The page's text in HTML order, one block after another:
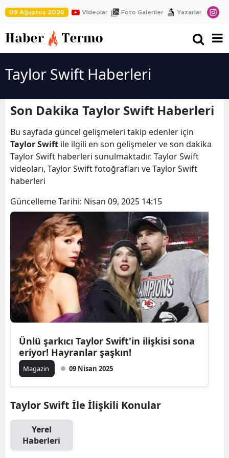
09 Ağustos 2026 Videolar Foto Galeriler Yazarlar
Taylor Swift Haberleri
Son Dakika Taylor Swift Haberleri
Bu sayfada güncel gelişmeleri takip edenler için
Taylor Swift ile ilgili en son gelişmeler ve son dakika
Taylor Swift haberleri sunulmaktadır. Taylor Swift
videoları, Taylor Swift fotoğrafları ve Taylor Swift
haberleri
Güncelleme Tarihi: Nisan 09, 2025 14:15
Ünlü şarkıcı Taylor Swift'in ilişkisi sona
eriyor! Hayranlar şaşkın!
Magazin 09 Nisan 2025
Taylor Swift İle İlişkili Konular
Yerel
Haberleri